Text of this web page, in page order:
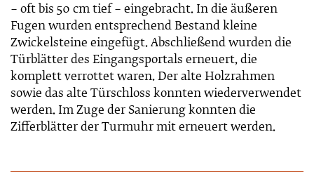
– oft bis 50 cm tief – eingebracht. In die äußeren
Fugen wurden entsprechend Bestand kleine
Zwickelsteine eingefügt. Abschließend wurden die
Türblätter des Eingangsportals erneuert, die
komplett verrottet waren. Der alte Holzrahmen
sowie das alte Türschloss konnten wiederverwendet
werden. Im Zuge der Sanierung konnten die
Zifferblätter der Turmuhr mit erneuert werden.